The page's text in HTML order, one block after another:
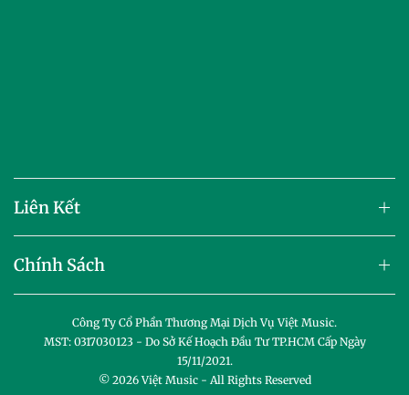
Liên Kết
Chính Sách
Công Ty Cổ Phần Thương Mại Dịch Vụ Việt Music.
MST: 0317030123 - Do Sở Kế Hoạch Đầu Tư TP.HCM Cấp Ngày
15/11/2021.
© 2026Việt Music- All Rights Reserved